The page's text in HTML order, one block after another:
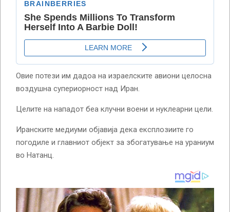
Овие потези им дадоа на израелските авиони целосна
воздушна супериорност над Иран.
Целите на нападот беа клучни воени и нуклеарни цели.
Иранските медиуми објавија дека експлозиите го
погодиле и главниот објект за збогатување на ураниум
во Натанц.